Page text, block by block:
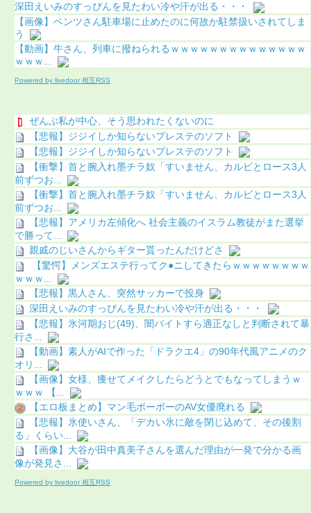
深田えいみのすっぴんを見たわい冷や汗が出る・・・
【画像】ベンツさん駐車場に止めたのに何故か駐禁扱いされてしま
う
【動画】牛さん、列車に撥ねられるｗｗｗｗｗｗｗｗｗｗｗｗｗｗ
ｗｗｗ...
Powered by livedoor 相互RSS
ぜんぶ私が中心、そう思われたくないのに
【悲報】ジジイしか知らないプレステのソフト
【悲報】ジジイしか知らないプレステのソフト
【衝撃】首と腕入れ墨チラ奴「すいません、カルビとロース3人
前ずつお...
【衝撃】首と腕入れ墨チラ奴「すいません、カルビとロース3人
前ずつお...
【悲報】アメリカ左傾化へ 社会主義のイスラム教徒がまた選挙
で勝って...
親戚のじいさんからギター貰ったんだけどさ
【驚愕】メンズエステ行ってク●ニしてきたらｗｗｗｗｗｗｗｗ
ｗｗｗ...
【悲報】黒人さん、突然サッカーで投身
深田えいみのすっぴんを見たわい冷や汗が出る・・・
【悲報】氷河期おじ(49)、闇バイトすら適正なしと判断されて暴
行さ...
【動画】素人がAIで作った「ドラクエ4」の90年代風アニメのク
オリ...
【画像】女様、痩せてメイクしたらどうとでもなってしまうｗ
ｗｗｗ 【...
【エロ板まとめ】マン毛ボーボーのAV女優廃れる
【悲報】氷使いさん、「デカい氷に敵を閉じ込めて、その後割
る」くらい...
【画像】大谷が田中真美子さんを選んだ理由が一発で分かる画
像が発見さ...
Powered by livedoor 相互RSS